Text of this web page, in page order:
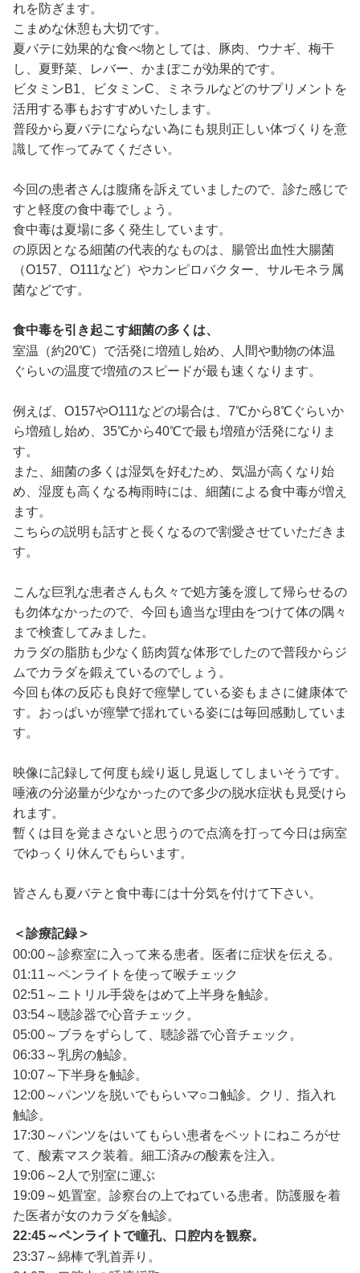
れを防ぎます。
こまめな休憩も大切です。
夏バテに効果的な食べ物としては、豚肉、ウナギ、梅干
し、夏野菜、レバー、かまぼこが効果的です。
ビタミンB1、ビタミンC、ミネラルなどのサプリメントを
活用する事もおすすめいたします。
普段から夏バテにならない為にも規則正しい体づくりを意
識して作ってみてください。
今回の患者さんは腹痛を訴えていましたので、診た感じで
すと軽度の食中毒でしょう。
食中毒は夏場に多く発生しています。
の原因となる細菌の代表的なものは、腸管出血性大腸菌
（O157、O111など）やカンピロバクター、サルモネラ属
菌などです。
食中毒を引き起こす細菌の多くは、
室温（約20℃）で活発に増殖し始め、人間や動物の体温
ぐらいの温度で増殖のスピードが最も速くなります。
例えば、O157やO111などの場合は、7℃から8℃ぐらいか
ら増殖し始め、35℃から40℃で最も増殖が活発になりま
す。
また、細菌の多くは湿気を好むため、気温が高くなり始
め、湿度も高くなる梅雨時には、細菌による食中毒が増え
ます。
こちらの説明も話すと長くなるので割愛させていただきま
す。
こんな巨乳な患者さんも久々で処方箋を渡して帰らせるの
も勿体なかったので、今回も適当な理由をつけて体の隅々
まで検査してみました。
カラダの脂肪も少なく筋肉質な体形でしたので普段からジ
ムでカラダを鍛えているのでしょう。
今回も体の反応も良好で痙攣している姿もまさに健康体で
す。おっぱいが痙攣で揺れている姿には毎回感動していま
す。
映像に記録して何度も繰り返し見返してしまいそうです。
唾液の分泌量が少なかったので多少の脱水症状も見受けら
れます。
暫くは目を覚まさないと思うので点滴を打って今日は病室
でゆっくり休んでもらいます。
皆さんも夏バテと食中毒には十分気を付けて下さい。
＜診療記録＞
00:00～診察室に入って来る患者。医者に症状を伝える。
01:11～ペンライトを使って喉チェック
02:51～ニトリル手袋をはめて上半身を触診。
03:54～聴診器で心音チェック。
05:00～ブラをずらして、聴診器で心音チェック。
06:33～乳房の触診。
10:07～下半身を触診。
12:00～パンツを脱いでもらいマ○コ触診。クリ、指入れ
触診。
17:30～パンツをはいてもらい患者をベットにねころがせ
て、酸素マスク装着。細工済みの酸素を注入。
19:06～2人で別室に運ぶ
19:09～処置室。診察台の上でねている患者。防護服を着
た医者が女のカラダを触診。
22:45～ペンライトで瞳孔、口腔内を観察。
23:37～綿棒で乳首弄り。